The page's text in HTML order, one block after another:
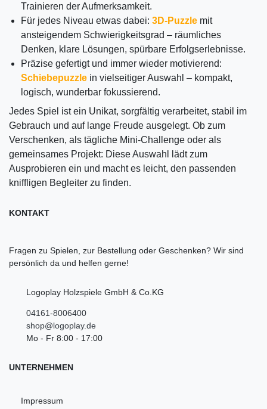
Trainieren der Aufmerksamkeit.
Für jedes Niveau etwas dabei: 3D-Puzzle mit
ansteigendem Schwierigkeitsgrad – räumliches
Denken, klare Lösungen, spürbare Erfolgserlebnisse.
Präzise gefertigt und immer wieder motivierend:
Schiebepuzzle in vielseitiger Auswahl – kompakt,
logisch, wunderbar fokussierend.
Jedes Spiel ist ein Unikat, sorgfältig verarbeitet, stabil im
Gebrauch und auf lange Freude ausgelegt. Ob zum
Verschenken, als tägliche Mini-Challenge oder als
gemeinsames Projekt: Diese Auswahl lädt zum
Ausprobieren ein und macht es leicht, den passenden
kniffligen Begleiter zu finden.
KONTAKT
Fragen zu Spielen, zur Bestellung oder Geschenken? Wir sind
persönlich da und helfen gerne!
Logoplay Holzspiele GmbH & Co.KG
04161-8006400
shop@logoplay.de
Mo - Fr 8:00 - 17:00
UNTERNEHMEN
Impressum